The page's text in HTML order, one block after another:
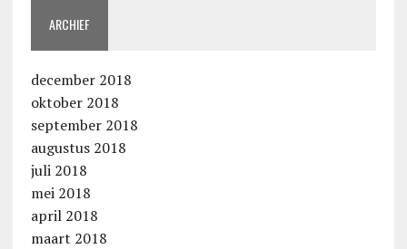
ARCHIEF
december 2018
oktober 2018
september 2018
augustus 2018
juli 2018
mei 2018
april 2018
maart 2018